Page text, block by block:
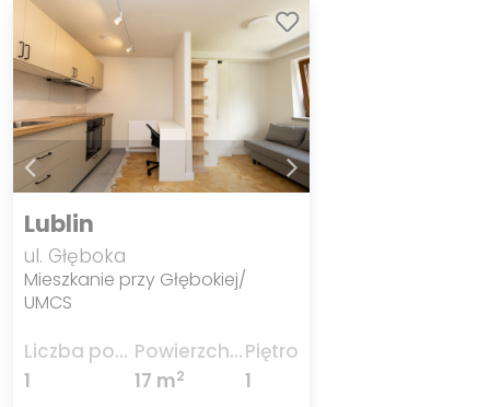
Lublin
ul. Głęboka
Mieszkanie przy Głębokiej/
UMCS
Liczba pokoi
1
Powierzchnia
17 m2
Piętro
1